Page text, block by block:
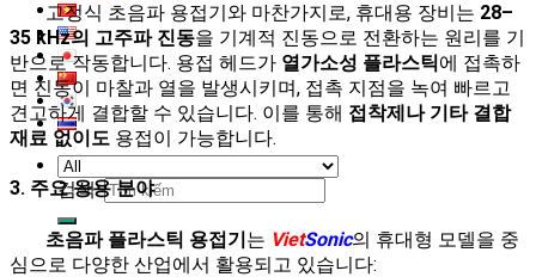
검색:
고정식 초음파 용접기와 마찬가지로, 휴대용 장비는 28–
35 kHz의 고주파 진동을 기계적 진동으로 전환하는 원리를 기
반으로 작동합니다. 용접 헤드가 열가소성 플라스틱에 접촉하
면 진동이 마찰과 열을 발생시키며, 접촉 지점을 녹여 빠르고
견고하게 결합할 수 있습니다. 이를 통해 접착제나 기타 결합
재료 없이도 용접이 가능합니다.
3. 주요 응용 분야
초음파 플라스틱 용접기는 VietSonic의 휴대형 모델을 중
심으로 다양한 산업에서 활용되고 있습니다: